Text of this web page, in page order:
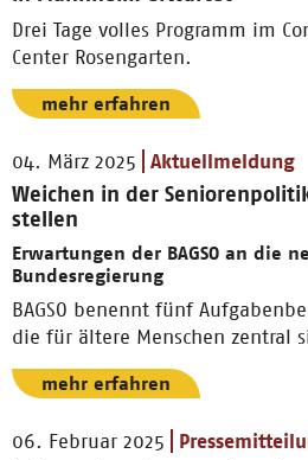
Drei Tage volles Programm im
Center Rosengarten.
mehr erfahren
04. März 2025 Aktuellmeldung
Weichen in der
stellen
Erwartungen der BAGSO an die
Bundesregierung
BAGSO benennt fünf
die für ältere Menschen zentral
mehr erfahren
06. Februar 2025